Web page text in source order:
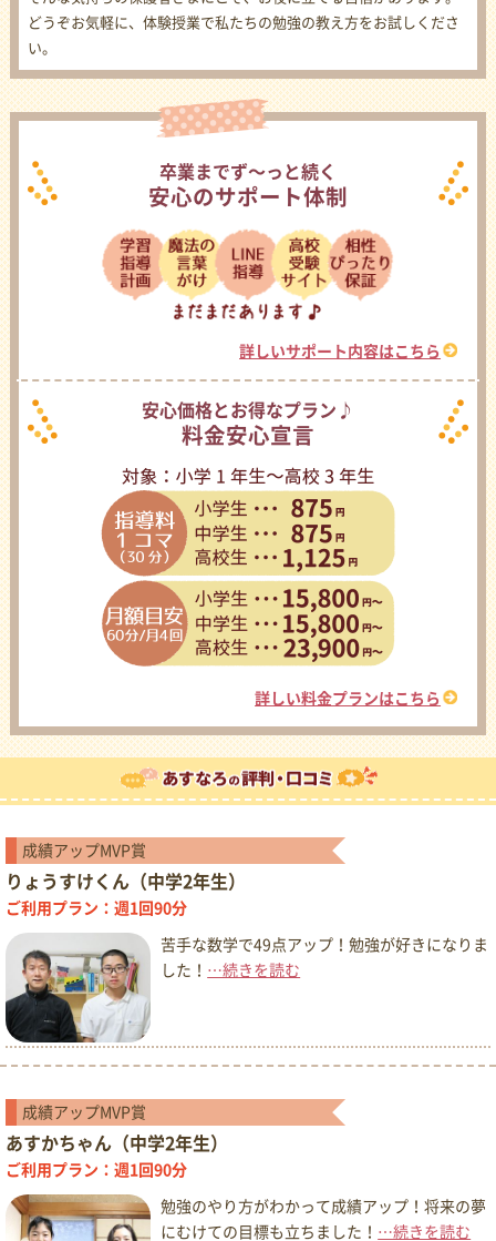
どうぞお気軽に、体験授業で私たちの勉強の教え方をお試しくださ
い。
卒業までず〜っと続く
安心のサポート体制
詳しいサポート内容はこちら
安心価格とお得なプラン♪
料金安心宣言
詳しい料金プランはこちら
成績アップMVP賞
りょうすけくん（中学2年生）
ご利用プラン：週1回90分
苦手な数学で49点アップ！勉強が好きになりま
した！ …続きを読む
成績アップMVP賞
あすかちゃん（中学2年生）
ご利用プラン：週1回90分
勉強のやり方がわかって成績アップ！将来の夢
にむけての目標も立ちました！ …続きを読む